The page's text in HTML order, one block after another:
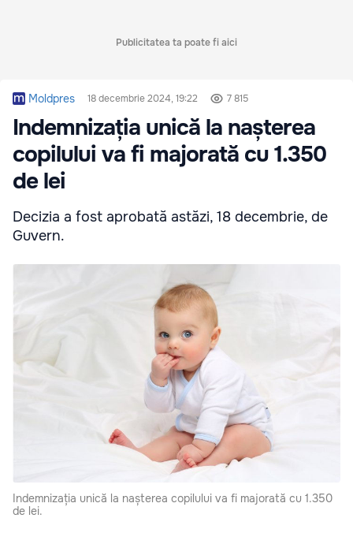
Publicitatea ta poate fi aici
Moldpres 18 decembrie 2024, 19:22 7 815
Indemnizația unică la nașterea
copilului va fi majorată cu 1.350
de lei
Decizia a fost aprobată astăzi, 18 decembrie, de
Guvern.
Indemnizația unică la nașterea copilului va fi majorată cu 1.350
de lei.